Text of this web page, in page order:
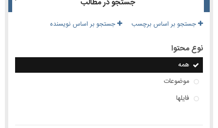
جستجو بر اساس برچسب جستجو بر اساس نویسنده
نوع محتوا
همه
موضوعات
فایلها